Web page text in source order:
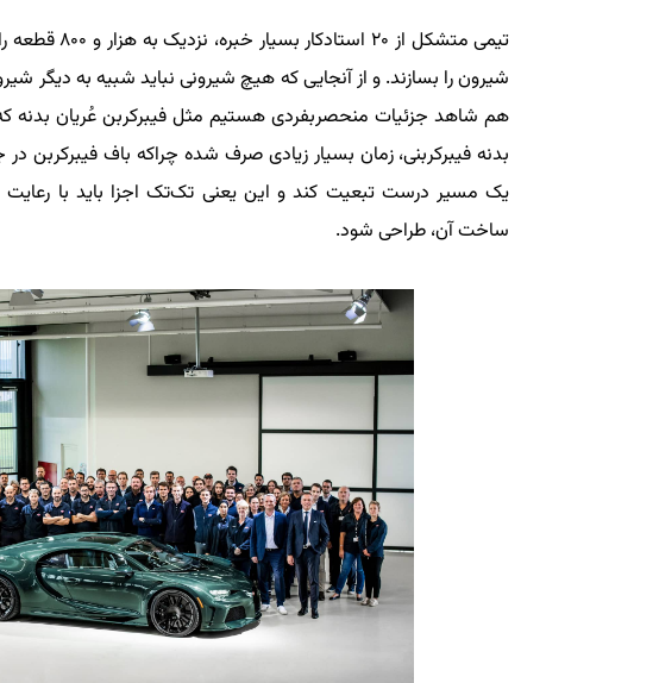
تیمی متشکل از
شیرون را بسازند. و از آنجایی که هیچ شیرونی نباید شبیه به دیگر
هم شاهد جزئیات منحصربفردی هستیم مثل فیبرکربن عُریان
بدنه فیبرکربنی، زمان بسیار زیادی صرف شده چراکه باف فیبرکربن
یک مسیر درست تبعیت کند و این یعنی تک‌تک اجزا باید با رعایت
ساخت آن، طراحی شود.